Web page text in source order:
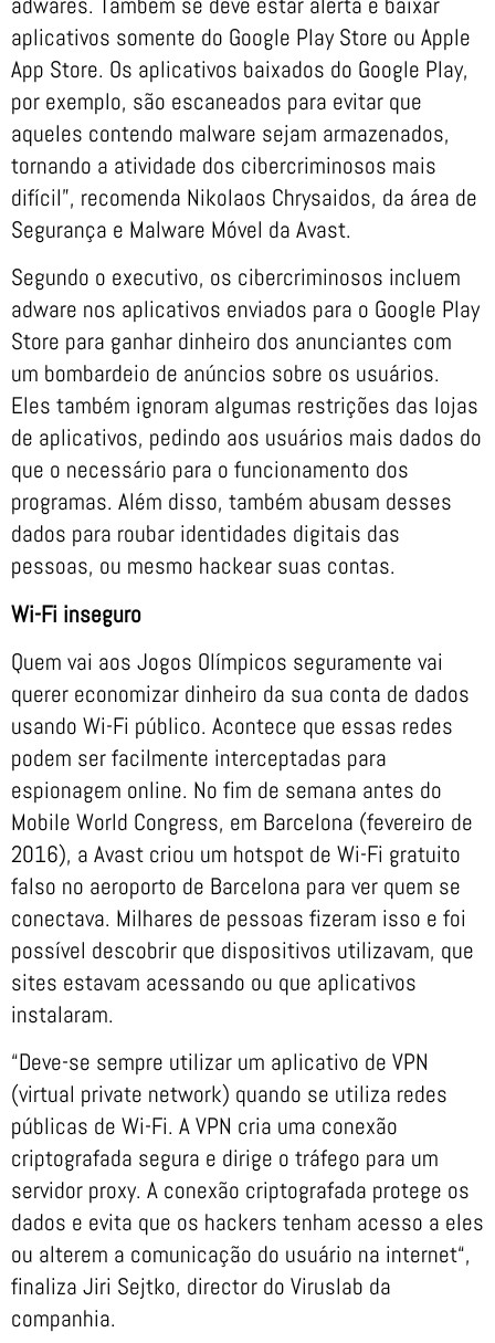
aplicativos somente do Google Play Store ou Apple
App Store. Os aplicativos baixados do Google Play,
por exemplo, são escaneados para evitar que
aqueles contendo malware sejam armazenados,
tornando a atividade dos cibercriminosos mais
difícil”, recomenda Nikolaos Chrysaidos, da área de
Segurança e Malware Móvel da Avast.
Segundo o executivo, os cibercriminosos incluem
adware nos aplicativos enviados para o Google Play
Store para ganhar dinheiro dos anunciantes com
um bombardeio de anúncios sobre os usuários.
Eles também ignoram algumas restrições das lojas
de aplicativos, pedindo aos usuários mais dados do
que o necessário para o funcionamento dos
programas. Além disso, também abusam desses
dados para roubar identidades digitais das
pessoas, ou mesmo hackear suas contas.
Wi-Fi inseguro
Quem vai aos Jogos Olímpicos seguramente vai
querer economizar dinheiro da sua conta de dados
usando Wi-Fi público. Acontece que essas redes
podem ser facilmente interceptadas para
espionagem online. No fim de semana antes do
Mobile World Congress, em Barcelona (fevereiro de
2016), a Avast criou um hotspot de Wi-Fi gratuito
falso no aeroporto de Barcelona para ver quem se
conectava. Milhares de pessoas fizeram isso e foi
possível descobrir que dispositivos utilizavam, que
sites estavam acessando ou que aplicativos
instalaram.
“Deve-se sempre utilizar um aplicativo de VPN
(virtual private network) quando se utiliza redes
públicas de Wi-Fi. A VPN cria uma conexão
criptografada segura e dirige o tráfego para um
servidor proxy. A conexão criptografada protege os
dados e evita que os hackers tenham acesso a eles
ou alterem a comunicação do usuário na internet“,
finaliza Jiri Sejtko, director do Viruslab da
companhia.